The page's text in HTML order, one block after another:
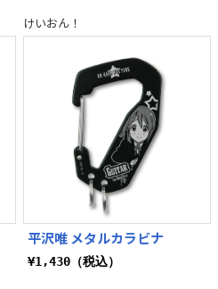
けいおん！
平沢唯 メタルカラビナ
¥1,430（税込）